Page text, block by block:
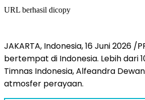
URL berhasil dicopy
JAKARTA, Indonesia,16 Juni 2026 /
bertempat di Indonesia. Lebih dari
Timnas Indonesia, Alfeandra
atmosfer perayaan.